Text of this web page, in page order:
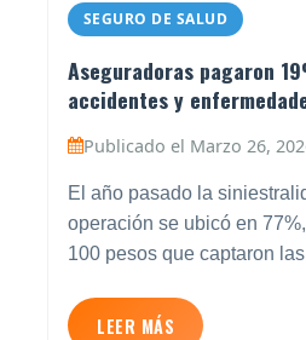
SEGURO DE SALUD
Aseguradoras pagaron
accidentes y
Publicado el Marzo 26,
El año pasado la
operación se ubicó en
100 pesos que captaron
LEER MÁS